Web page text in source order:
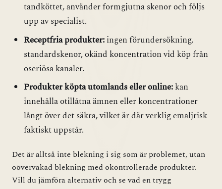
tandköttet, använder formgjutna skenor och följs
upp av specialist.
Receptfria produkter:ingen förundersökning,
standardskenor, okänd koncentration vid köp från
oseriösa kanaler.
Produkter köpta utomlands eller online:kan
innehålla otillåtna ämnen eller koncentrationer
långt över det säkra, vilket är där verklig emaljrisk
faktiskt uppstår.
Det är alltså inte blekning i sig som är problemet, utan
oövervakad blekning med okontrollerade produkter.
Vill du jämföra alternativ och se vad en trygg